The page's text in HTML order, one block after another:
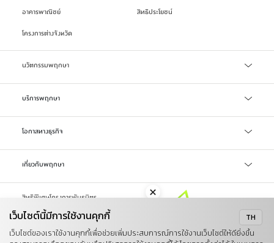
อาคารพาณิชย์
โครงการต่างจังหวัด
สิทธิประโยชน์
นวัตกรรมพฤกษา
เทคโนโลยี Precast
บริการพฤกษา
บริการสินเชื่อ
บริการแจ้งซ่อม/แจ้งปัญหา
โอกาสทางธุรกิจ
จัดซื้อจัดจ้าง
ลงทะเบียน Online Broker
รับซื้อที่ดิน
เกี่ยวกับพฤกษา
LIFETIME WELL-LIVING
สิทธิพิเศษโครงการพันธมิตร
นโยบายคุกกี้
นโยบายการคุ้มครองข้อมูลส่วนบุคคล
TH
เว็บไซต์นี้มีการใช้งานคุกกี้
เว็บไซต์ของเราใช้งานคุกกี้เพื่อช่วยเพิ่มประสบการณ์การใช้งานเว็บไซต์ให้ดียิ่งขึ้น